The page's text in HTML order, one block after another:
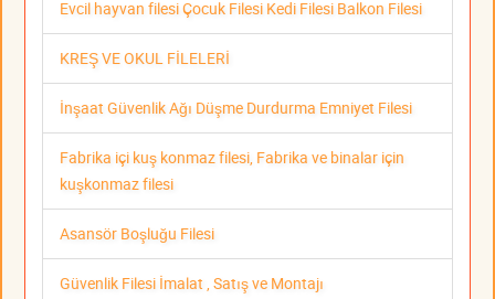
Evcil hayvan filesi Çocuk Filesi Kedi Filesi Balkon Filesi
KREŞ VE OKUL FİLELERİ
İnşaat Güvenlik Ağı Düşme Durdurma Emniyet Filesi
Fabrika içi kuş konmaz filesi, Fabrika ve binalar için
kuşkonmaz filesi
Asansör Boşluğu Filesi
Güvenlik Filesi İmalat , Satış ve Montajı